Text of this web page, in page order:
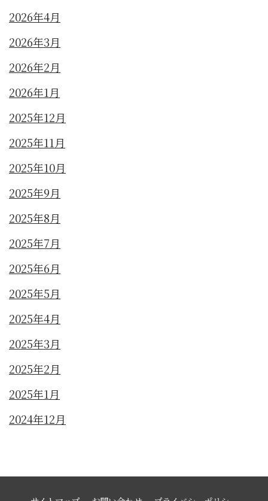
2026年4月
2026年3月
2026年2月
2026年1月
2025年12月
2025年11月
2025年10月
2025年9月
2025年8月
2025年7月
2025年6月
2025年5月
2025年4月
2025年3月
2025年2月
2025年1月
2024年12月